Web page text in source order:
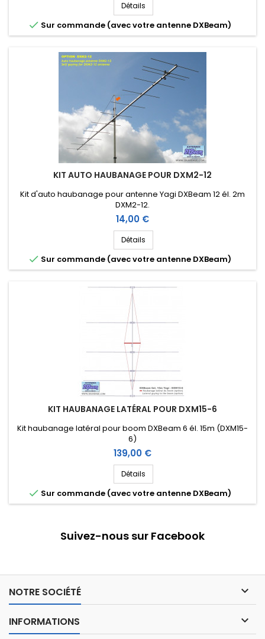
Détails
 Sur commande (avec votre antenne DXBeam)
KIT AUTO HAUBANAGE POUR DXM2-12
Kit d'auto haubanage pour antenne Yagi DXBeam 12 él. 2m
DXM2-12.
Prix
14,00 €
Détails
 Sur commande (avec votre antenne DXBeam)
KIT HAUBANAGE LATÉRAL POUR DXM15-6
Kit haubanage latéral pour boom DXBeam 6 él. 15m (DXM15-
6)
Prix
139,00 €
Détails
 Sur commande (avec votre antenne DXBeam)
Suivez-nous sur Facebook
NOTRE SOCIÉTÉ 
INFORMATIONS 